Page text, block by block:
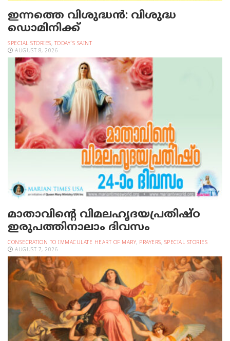
ഇന്നത്തെ വിശുദ്ധന്‍: വിശുദ്ധ
ഡൊമിനിക്ക്
SPECIAL STORIES, TODAY'S SAINT
AUGUST 8, 2026
മാതാവിന്റെ വിമലഹൃദയപ്രതിഷ്ഠ
ഇരുപത്തിനാലാം ദിവസം
CONSECRATION TO IMMACULATE HEART OF MARY, PRAYERS, SPECIAL STORIES
AUGUST 7, 2026